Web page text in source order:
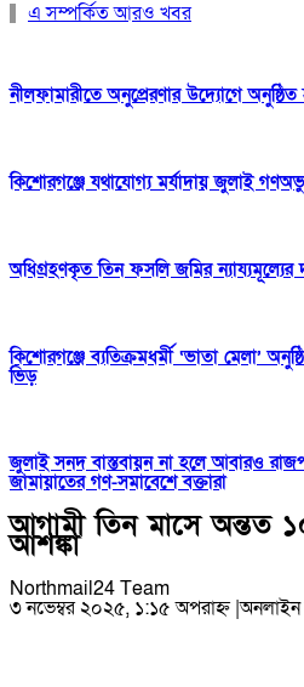
এ সম্পর্কিত আরও খবর
নীলফামারীতে অনুপ্রেরণার উদ্যোগে
কিশোরগঞ্জে যথাযোগ্য মর্যাদায় জুলাই
অধিগ্রহণকৃত তিন ফসলি জমির ন্যায্যমূল্যের
কিশোরগঞ্জে ব্যতিক্রমধর্মী ‘ভাতা মেলা’
ভিড়
জুলাই সনদ বাস্তবায়ন না হলে আবারও
জামায়াতের গণ-সমাবেশে বক্তারা
আগামী তিন মাসে অন্তত
আশঙ্কা
Northmail24 Team
৩ নভেম্বর ২০২৫, ১:১৫ অপরাহ্ন|অনলাইন